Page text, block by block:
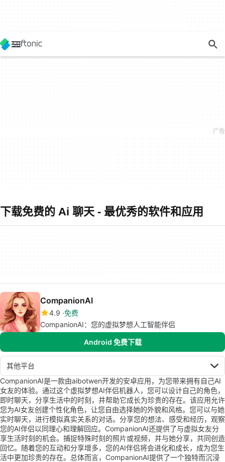
下载免费的 Ai 聊天 - 最优秀的软件和应用
CompanionAI
4.9 免费
CompanionAI：您的虚拟梦想人工智能伴侣
Android 免费下载
其他平台
CompanionAI是一款由aibotwen开发的安卓应用，为您带来拥有自己AI
女友的体验。通过这个虚拟梦想AI伴侣机器人，您可以设计自己的角色，
即时聊天，分享生活中的时刻，并帮助它成长为珍贵的存在。该应用允许
您为AI女友创建个性化角色，让您自由选择她的外貌和风格。您可以与她
实时聊天，进行模拟真实关系的对话。分享您的想法、感受和经历，观察
您的AI伴侣以同理心和理解回应。CompanionAI还提供了与虚拟女友分
享生活时刻的机会。捕捉特殊时刻的照片或视频，并与她分享，共同创造
回忆。随着您的互动和分享增多，您的AI伴侣将会进化和成长，成为您生
活中更加珍贵的存在。总体而言，CompanionAI提供了一个独特而沉浸